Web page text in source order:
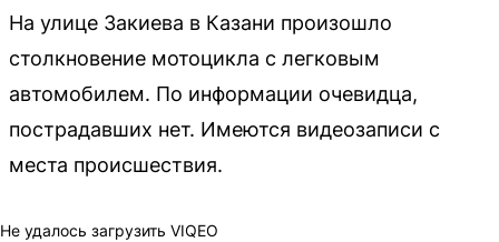
На улице Закиева в Казани произошло
столкновение мотоцикла с легковым
автомобилем. По информации очевидца,
пострадавших нет. Имеются видеозаписи с
места происшествия.
Не удалось загрузить VIQEO